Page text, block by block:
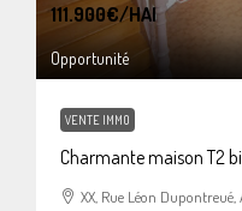
111.900€/HAI
Opportunité
VENTE IMMO
Charmante maison T2
XX, Rue Léon